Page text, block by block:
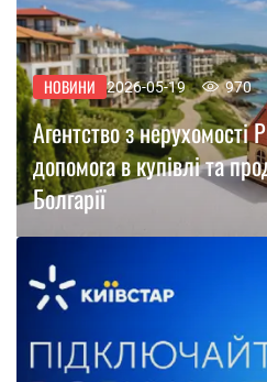
НОВИНИ 2026-05-19 970
Агентство з
допомога в купівлі та
Болгарії